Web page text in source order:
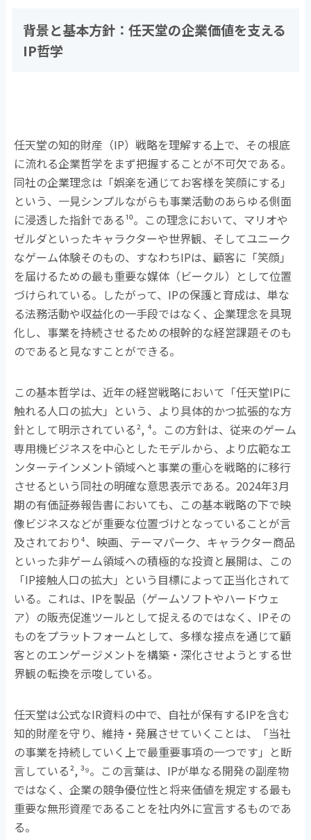
背景と基本方針：任天堂の企業価値を支える
IP哲学
任天堂の知的財産（IP）戦略を理解する上で、その根底
に流れる企業哲学をまず把握することが不可欠である。
同社の企業理念は「娯楽を通じてお客様を笑顔にする」
という、一見シンプルながらも事業活動のあらゆる側面
に浸透した指針である¹⁰。この理念において、マリオや
ゼルダといったキャラクターや世界観、そしてユニーク
なゲーム体験そのもの、すなわちIPは、顧客に「笑顔」
を届けるための最も重要な媒体（ビークル）として位置
づけられている。したがって、 IPの保護と育成は、単な
る法務活動や収益化の一手段ではなく、企業理念を具現
化し、事業を持続させるための根幹的な経営課題そのも
のであると見なすことができる。
この基本哲学は、近年の経営戦略において「任天堂IPに
触れる人口の拡大」という、より具体的かつ拡張的な方
針として明示されている², ⁴。この方針は、従来のゲーム
専用機ビジネスを中心としたモデルから、より広範なエ
ンターテインメント領域へと事業の重心を戦略的に移行
させるという同社の明確な意思表示である。 2024年3月
期の有価証券報告書においても、この基本戦略の下で映
像ビジネスなどが重要な位置づけとなっていることが言
及されており⁴、映画、テーマパーク、キャラクター商品
といった非ゲーム領域への積極的な投資と展開は、この
「IP接触人口の拡大」という目標によって正当化されて
いる。これは、 IPを製品（ゲームソフトやハードウェ
ア）の販売促進ツールとして捉えるのではなく、 IPその
ものをプラットフォームとして、多様な接点を通じて顧
客とのエンゲージメントを構築・深化させようとする世
界観の転換を示唆している。
任天堂は公式なIR資料の中で、自社が保有するIPを含む
知的財産を守り、維持・発展させていくことは、「当社
の事業を持続していく上で最重要事項の一つです」と断
言している², ³⁹。この言葉は、 IPが単なる開発の副産物
ではなく、企業の競争優位性と将来価値を規定する最も
重要な無形資産であることを社内外に宣言するものであ
る。